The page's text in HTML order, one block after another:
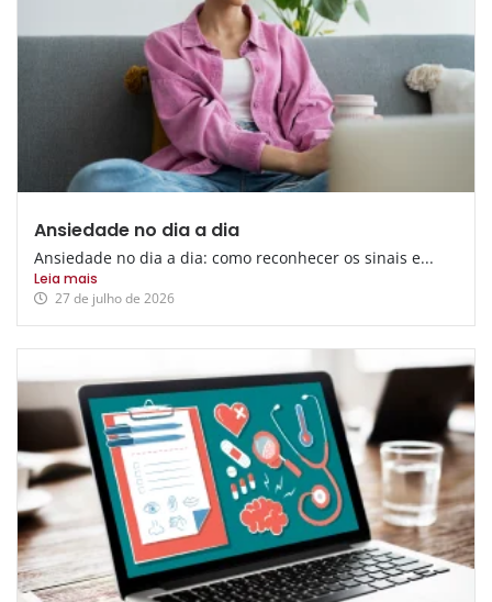
Ansiedade no dia a dia
Ansiedade no dia a dia: como reconhecer os sinais e...
Leia mais
27 de julho de 2026